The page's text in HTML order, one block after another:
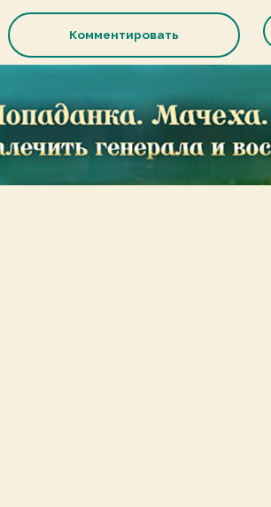
Комментировать